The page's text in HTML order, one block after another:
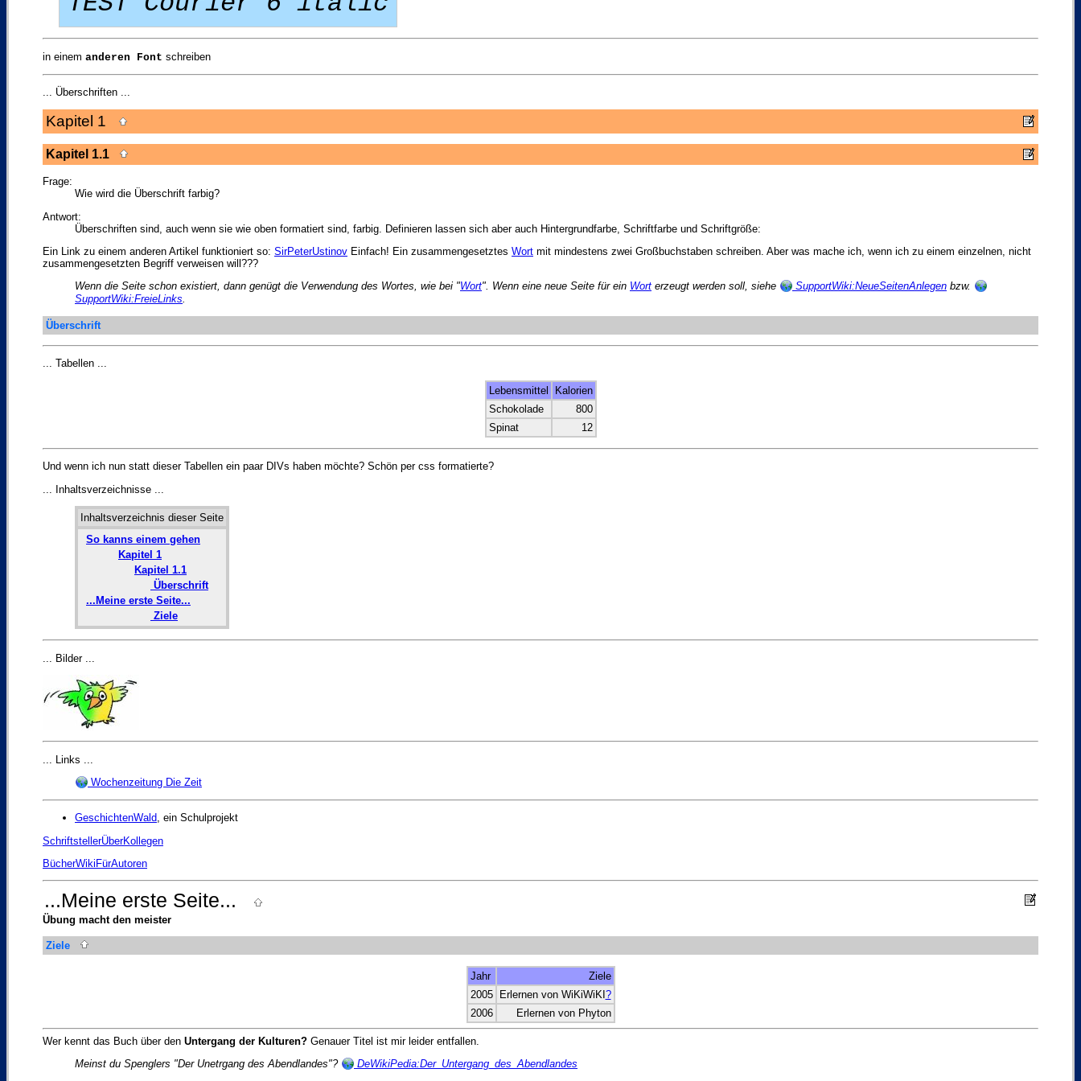
in einem anderen Font schreiben
... Überschriften ...
Kapitel 1
Kapitel 1.1
Frage:
Wie wird die Überschrift farbig?
Antwort:
Überschriften sind, auch wenn sie wie oben formatiert sind, farbig. Definieren lassen sich aber auch Hintergrundfarbe, Schriftfarbe und Schriftgröße:
Ein Link zu einem anderen Artikel funktioniert so: SirPeterUstinov Einfach! Ein zusammengesetztes Wort mit mindestens zwei Großbuchstaben schreiben. Aber was mache ich, wenn ich zu einem einzelnen, nicht
zusammengesetzten Begriff verweisen will???
Wenn die Seite schon existiert, dann genügt die Verwendung des Wortes, wie bei "Wort". Wenn eine neue Seite für ein Wort erzeugt werden soll, siehe SupportWiki:NeueSeitenAnlegen bzw.
SupportWiki:FreieLinks.
Überschrift
... Tabellen ...
Lebensmittel
Kalorien
Schokolade
800
Spinat
12
Und wenn ich nun statt dieser Tabellen ein paar DIVs haben möchte? Schön per css formatierte?
... Inhaltsverzeichnisse ...
Inhaltsverzeichnis dieser Seite
So kanns einem gehen
Kapitel 1
Kapitel 1.1
Überschrift
...Meine erste Seite...
Ziele
... Bilder ...
... Links ...
Wochenzeitung Die Zeit
GeschichtenWald, ein Schulprojekt
SchriftstellerÜberKollegen
BücherWikiFürAutoren
...Meine erste Seite...
Übung macht den meister
Ziele
Jahr
Ziele
2005
Erlernen von WiKiWiKI ?
2006
Erlernen von Phyton
Wer kennt das Buch über den Untergang der Kulturen? Genauer Titel ist mir leider entfallen.
Meinst du Spenglers "Der Unetrgang des Abendlandes"?
DeWikiPedia:Der_Untergang_des_Abendlandes